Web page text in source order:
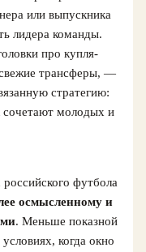
или выпускника
лидера команды.
про купля-
трансферы, —
стратегию:
сочетают молодых и
футбола
осмысленному и
. Меньше показной
когда окно